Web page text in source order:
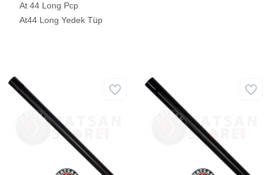
At 44 Long Pcp
At44 Long Yedek Tüp